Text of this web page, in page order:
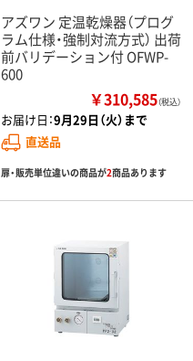
アズワン 定温乾燥器（プログ
ラム仕様・強制対流方式） 出荷
前バリデーション付 OFWP-
600
￥310,585（税込）
お届け日：9月29日（火）まで
直送品
扉・販売単位違いの商品が2商品あります